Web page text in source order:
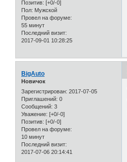
Позитив: [+0/-0]
Пол: Мужской
Провел на форуме:
55 минут
Последний визит:
2017-09-01 10:28:25
BigAuto
Новичок
Зарегистрирован: 2017-07-05
Приглашений: 0
Сообщений: 3
Уважение: [+0/-0]
Позитив: [+0/-0]
Провел на форуме:
10 минут
Последний визит:
2017-07-06 20:14:41